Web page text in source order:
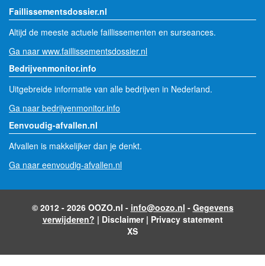
Faillissementsdossier.nl
Altijd de meeste actuele faillissementen en surseances.
Ga naar www.faillissementsdossier.nl
Bedrijvenmonitor.info
Uitgebreide informatie van alle bedrijven in Nederland.
Ga naar bedrijvenmonitor.info
Eenvoudig-afvallen.nl
Afvallen is makkelijker dan je denkt.
Ga naar eenvoudig-afvallen.nl
© 2012 - 2026 OOZO.nl - info@oozo.nl - Gegevens
verwijderen? | Disclaimer| Privacy statement
XS